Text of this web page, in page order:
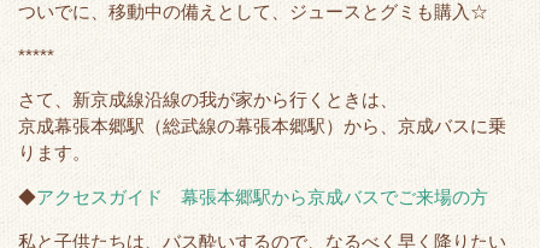
ついでに、移動中の備えとして、ジュースとグミも購入☆
*****
さて、新京成線沿線の我が家から行くときは、
京成幕張本郷駅（総武線の幕張本郷駅）から、京成バスに乗
ります。
◆アクセスガイド 幕張本郷駅から京成バスでご来場の方
私と子供たちは、バス酔いするので、なるべく早く降りたい